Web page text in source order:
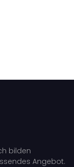
bilden
Angebot.